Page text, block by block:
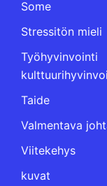
Some
Stressitön mieli
Työhyvinvointi
Taide
Valmentava
Viitekehys
kuvat